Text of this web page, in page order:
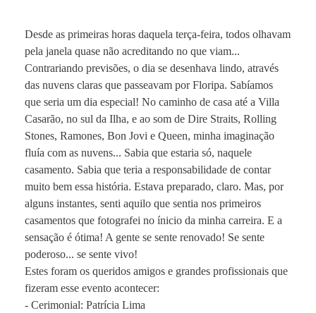
Desde as primeiras horas daquela terça-feira, todos olhavam
pela janela quase não acreditando no que viam...
Contrariando previsões, o dia se desenhava lindo, através
das nuvens claras que passeavam por Floripa. Sabíamos
que seria um dia especial! No caminho de casa até a Villa
Casarão, no sul da Ilha, e ao som de Dire Straits, Rolling
Stones, Ramones, Bon Jovi e Queen, minha imaginação
fluía com as nuvens... Sabia que estaria só, naquele
casamento. Sabia que teria a responsabilidade de contar
muito bem essa história. Estava preparado, claro. Mas, por
alguns instantes, senti aquilo que sentia nos primeiros
casamentos que fotografei no ínicio da minha carreira. E a
sensação é ótima! A gente se sente renovado! Se sente
poderoso... se sente vivo!
Estes foram os queridos amigos e grandes profissionais que
fizeram esse evento acontecer:
- Cerimonial: Patrícia Lima